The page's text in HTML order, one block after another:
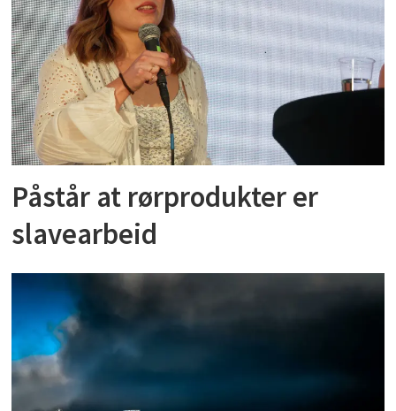
Påstår at rørprodukter er
slavearbeid